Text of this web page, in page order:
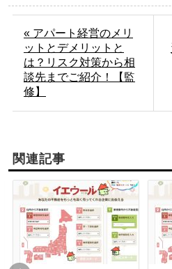
« アパート経営のメリ
ットとデメリットと
は？リスク対策から相
談先までご紹介！【監
修】
関連記事